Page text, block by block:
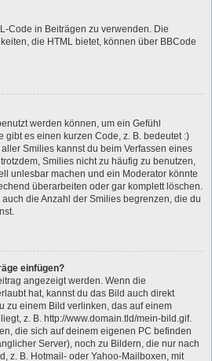
Code in Beiträgen zu verwenden. Die
die HTML bietet, können über BBCode
werden können, um ein Gefühl
gibt es einen kurzen Code, z. B. bedeutet :)
Smilies kannst du beim Verfassen eines
Smilies nicht zu häufig zu benutzen,
unlesbar machen und ein Moderator könnte
überarbeiten oder gar komplett löschen.
die Anzahl der Smilies begrenzen, die du
einfügen?
angezeigt werden. Wenn die
hat, kannst du das Bild auch direkt
zu einem Bild verlinken, das auf einem
z. B. http://www.domain.tld/mein-bild.gif.
die sich auf deinem eigenen PC befinden
Server), noch zu Bildern, die nur nach
z. B. Hotmail- oder Yahoo-Mailboxen, mit